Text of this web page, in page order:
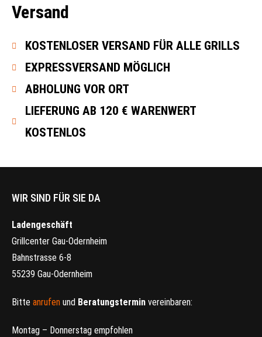
Versand
KOSTENLOSER VERSAND FÜR ALLE GRILLS
EXPRESSVERSAND MÖGLICH
ABHOLUNG VOR ORT
LIEFERUNG AB 120 € WARENWERT
KOSTENLOS
WIR SIND FÜR SIE DA
Ladengeschäft
Grillcenter Gau-Odernheim
Bahnstrasse 6-8
55239 Gau-Odernheim
Bitte anrufen und Beratungstermin vereinbaren:
Montag – Donnerstag empfohlen